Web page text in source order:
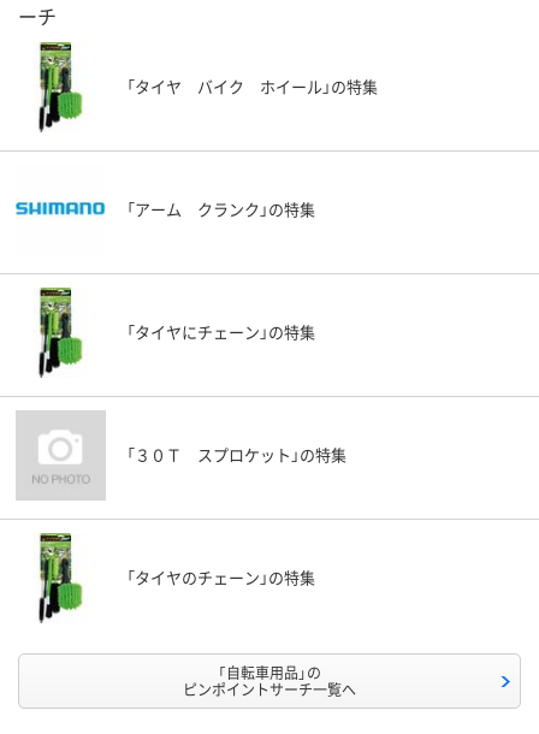
ーチ
「タイヤ バイク ホイール」の特集
「アーム クランク」の特集
「タイヤにチェーン」の特集
「３０Ｔ スプロケット」の特集
「タイヤのチェーン」の特集
「自転車用品」の
ピンポイントサーチ一覧へ